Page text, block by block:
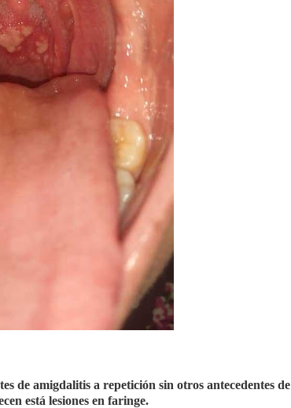
de amigdalitis a repetición sin otros antecedentes
está lesiones en faringe.